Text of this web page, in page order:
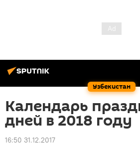
Узбекистан
Календарь
дней в 2018 году
16:50 31.12.2017